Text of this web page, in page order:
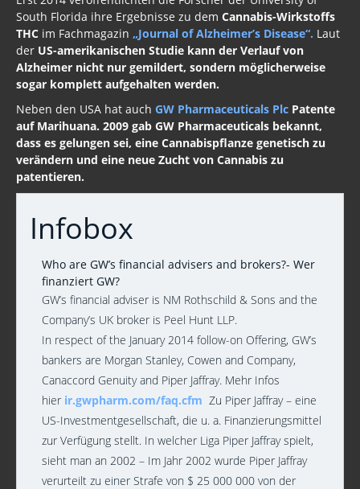
South Florida ihre Ergebnisse zu dem Cannabis-Wirkstoffs
THC im Fachmagazin „Journal of Alzheimer’s Disease“. Laut
der US-amerikanischen Studie kann der Verlauf von
Alzheimer nicht nur gemildert, sondern möglicherweise
sogar komplett aufgehalten werden.
Neben den USA hat auch GW Pharmaceuticals Plc Patente
auf Marihuana. 2009 gab GW Pharmaceuticals bekannt,
dass es gelungen sei, eine Cannabispflanze genetisch zu
verändern und eine neue Zucht von Cannabis zu
patentieren.
Infobox
Who are GW’s financial advisers and brokers?- Wer
finanziert GW?
GW’s financial adviser is NM Rothschild & Sons and the
Company’s UK broker is Peel Hunt LLP.
In respect of the January 2014 follow-on Offering, GW’s
bankers are Morgan Stanley, Cowen and Company,
Canaccord Genuity and Piper Jaffray. Mehr Infos
hier ir.gwpharm.com/faq.cfm Zu Piper Jaffray – eine
US-Investmentgesellschaft, die u. a. Finanzierungsmittel
zur Verfügung stellt. In welcher Liga Piper Jaffray spielt,
sieht man an 2002 – Im Jahr 2002 wurde Piper Jaffray
verurteilt zu einer Strafe von $ 25 000 000 von der